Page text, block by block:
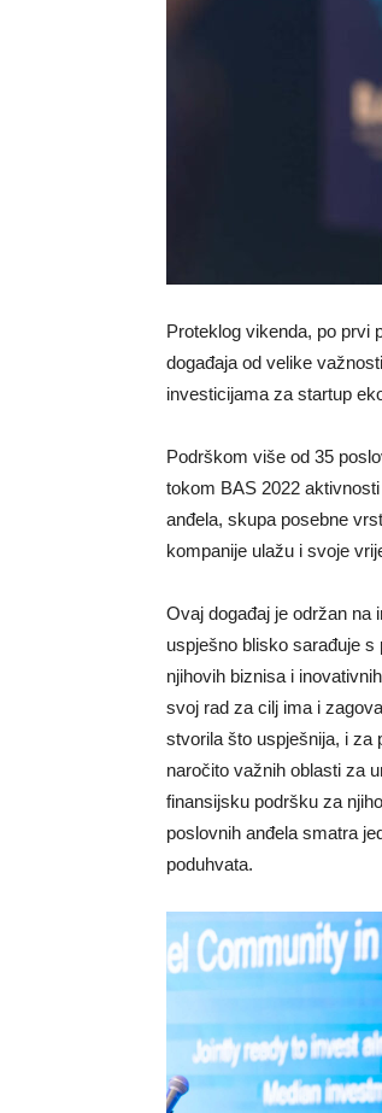
Proteklog vikenda, po prvi
događaja od velike
investicijama za startup
Podrškom više od 35
tokom BAS 2022
anđela, skupa posebne
kompanije ulažu i svoje
Ovaj događaj je održan na
uspješno blisko sarađuje
njihovih biznisa i
svoj rad za cilj ima i
stvorila što uspješnija, i za
naročito važnih oblasti za
finansijsku podršku za
poslovnih anđela smatra
poduhvata.